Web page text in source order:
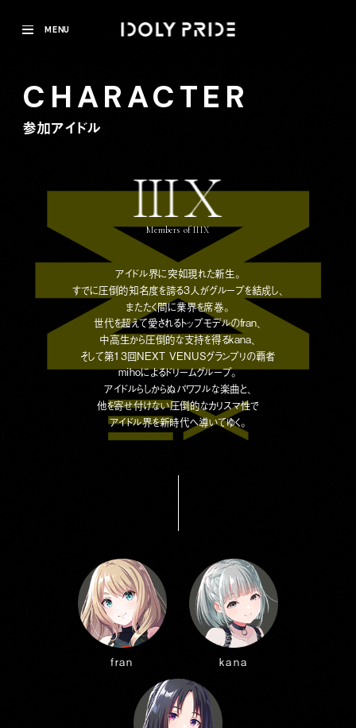
MENU
franCHARACTER
参加アイドル
Members of IIIX
アイドル界に突如現れた新生。
すでに圧倒的知名度を誇る3人がグループを結成し、
またたく間に業界を席巻。
世代を超えて愛されるトップモデルのfran、
中高生から圧倒的な支持を得るkana、
そして第13回NEXT VENUSグランプリの覇者
mihoによるドリームグループ。
アイドルらしからぬパワフルな楽曲と、
他を寄せ付けない圧倒的なカリスマ性で
アイドル界を新時代へ導いてゆく。
fran kana